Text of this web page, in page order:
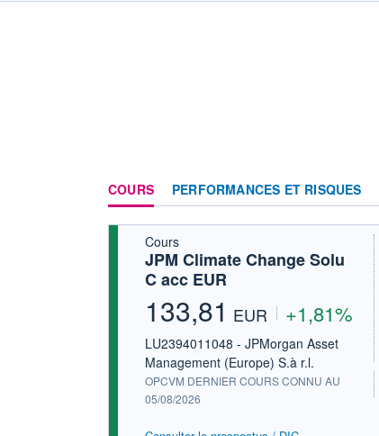
COURS PERFORMANCES ET RISQUES
Cours
JPM Climate Change Solu
C acc EUR
133,81 EUR +1,81%
LU2394011048 - JPMorgan Asset
Management (Europe) S.à r.l.
OPCVM DERNIER COURS CONNU AU
05/08/2026